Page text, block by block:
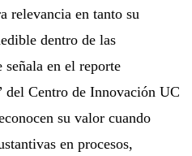
relevancia en tanto su
dentro de las
señala en el reporte
del Centro de Innovación UC
su valor cuando
en procesos,